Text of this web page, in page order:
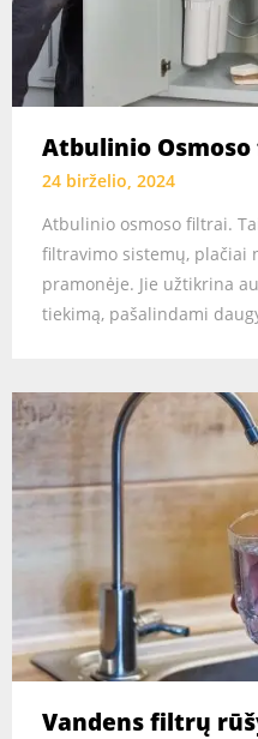
Atbulinio
24 birželio, 2024
Atbulinio osmoso filtrai.
filtravimo sistemų, plačiai
pramonėje. Jie užtikrina
tiekimą, pašalindami
Vandens filtrų